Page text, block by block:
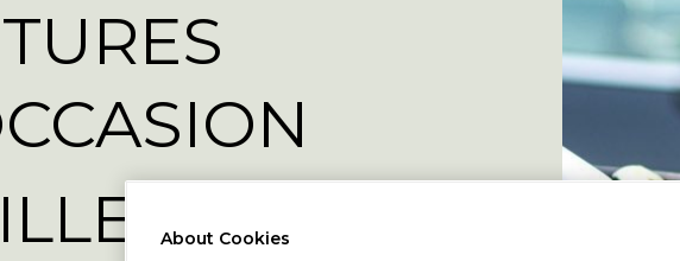
ET-VILAINE
About Cookies